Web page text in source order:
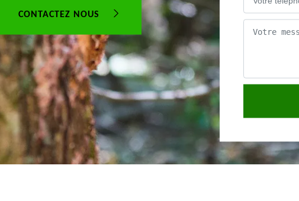
CONTACTEZ NOUS